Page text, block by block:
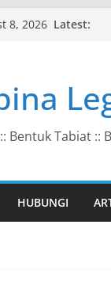
8, 2026 Latest:
Bentuk Tabiat ::
HUBUNGI